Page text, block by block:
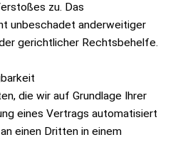
zu. Das
unbeschadet anderweitiger
gerichtlicher Rechtsbehelfe.
die wir auf Grundlage Ihrer
eines Vertrags automatisiert
einen Dritten in einem